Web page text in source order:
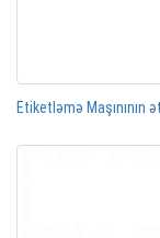
Etiketləmə